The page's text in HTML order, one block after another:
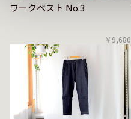
ワークベスト No.3
￥9,680